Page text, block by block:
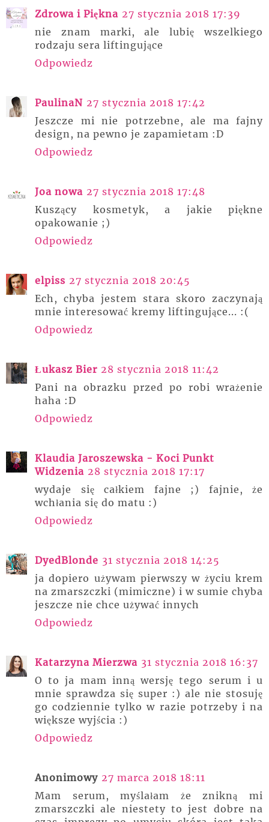
Zdrowa i Piękna 27 stycznia 2018 17:39
nie znam marki, ale lubię wszelkiego
rodzaju sera liftingujące
Odpowiedz
PaulinaN 27 stycznia 2018 17:42
Jeszcze mi nie potrzebne, ale ma fajny
design, na pewno je zapamietam :D
Odpowiedz
Joa nowa 27 stycznia 2018 17:48
Kuszący kosmetyk, a jakie piękne
opakowanie ;)
Odpowiedz
elpiss 27 stycznia 2018 20:45
Ech, chyba jestem stara skoro zaczynają
mnie interesować kremy liftingujące... :(
Odpowiedz
Łukasz Bier 28 stycznia 2018 11:42
Pani na obrazku przed po robi wrażenie
haha :D
Odpowiedz
Klaudia Jaroszewska - Koci Punkt
Widzenia 28 stycznia 2018 17:17
wydaje się całkiem fajne ;) fajnie, że
wchłania się do matu :)
Odpowiedz
DyedBlonde 31 stycznia 2018 14:25
ja dopiero używam pierwszy w życiu krem
na zmarszczki (mimiczne) i w sumie chyba
jeszcze nie chce używać innych
Odpowiedz
Katarzyna Mierzwa 31 stycznia 2018 16:37
O to ja mam inną wersję tego serum i u
mnie sprawdza się super :) ale nie stosuję
go codziennie tylko w razie potrzeby i na
większe wyjścia :)
Odpowiedz
Anonimowy 27 marca 2018 18:11
Mam serum, myślałam że znikną mi
zmarszczki ale niestety to jest dobre na